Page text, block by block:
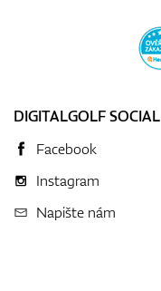
DIGITALGOLF SOCIAL
Facebook
Instagram
Napište nám